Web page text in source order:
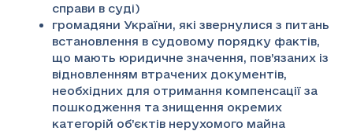
справи в суді)
громадяни України, які звернулися з питань
встановлення в судовому порядку фактів,
що мають юридичне значення, пов’язаних із
відновленням втрачених документів,
необхідних для отримання компенсації за
пошкодження та знищення окремих
категорій об’єктів нерухомого майна